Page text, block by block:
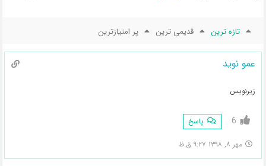
تازه ترین قدیمی ترین پر امتیازترین
عمو نوید
زیرنویس
6 پاسخ
مهر ۸, ۱۳۹۸ ۹:۲۷ ق.ظ